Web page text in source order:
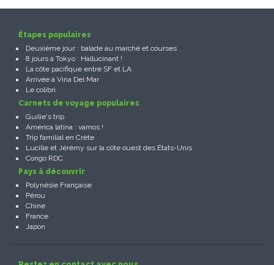
Étapes populaires
Deuxième jour : balade au marché et courses
8 jours à Tokyo : Hallucinant !
La côte pacifique entre SF et LA
Arrivée à Vina Del Mar
Le colibri
Carnets de voyage populaires
Guilie's trip
América latina : vamos !
Trip familial en Crète
Lucille et Jérémy sur la côte ouest des États-Unis
Congo RDC
Pays à découvrir
Polynésie Française
Pérou
Chine
France
Japon